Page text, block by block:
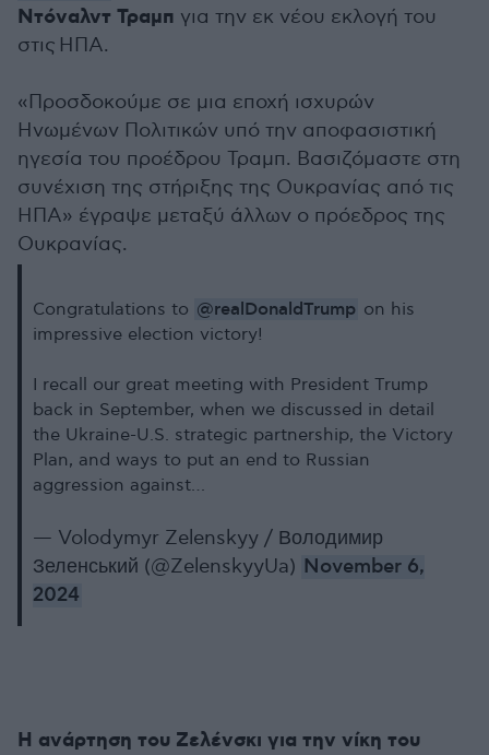
Ντόναλντ Τραμπ για την εκ νέου εκλογή του
στις ΗΠΑ.
«Προσδοκούμε σε μια εποχή ισχυρών
Ηνωμένων Πολιτικών υπό την αποφασιστική
ηγεσία του προέδρου Τραμπ. Βασιζόμαστε στη
συνέχιση της στήριξης της Ουκρανίας από τις
ΗΠΑ» έγραψε μεταξύ άλλων ο πρόεδρος της
Ουκρανίας.
Congratulations to @realDonaldTrump on his
impressive election victory!
I recall our great meeting with President Trump
back in September, when we discussed in detail
the Ukraine-U.S. strategic partnership, the Victory
Plan, and ways to put an end to Russian
aggression against…
— Volodymyr Zelenskyy / Володимир
Зеленський (@ZelenskyyUa) November 6,
2024
Η ανάρτηση του Ζελένσκι για την νίκη του